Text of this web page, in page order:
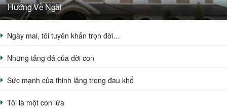
Hướng Về Ngài
Ngày mai, tôi tuyên khấn trọn đời…
Những tảng đá của đời con
Sức mạnh của thinh lặng trong đau khổ
Tôi là một con lừa